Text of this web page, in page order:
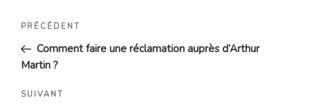
Navigation
l’article
Article
précédent
PRÉCÉDENT
Comment faire une réclamation auprès d’Arthur
Martin ?
Article
SUIVANT